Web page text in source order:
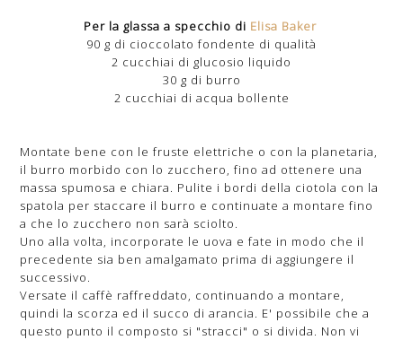
Per la glassa a specchio di Elisa Baker
90 g di cioccolato fondente di qualità
2 cucchiai di glucosio liquido
30 g di burro
2 cucchiai di acqua bollente
Montate bene con le fruste elettriche o con la planetaria,
il burro morbido con lo zucchero, fino ad ottenere una
massa spumosa e chiara. Pulite i bordi della ciotola con la
spatola per staccare il burro e continuate a montare fino
a che lo zucchero non sarà sciolto.
Uno alla volta, incorporate le uova e fate in modo che il
precedente sia ben amalgamato prima di aggiungere il
successivo.
Versate il caffè raffreddato, continuando a montare,
quindi la scorza ed il succo di arancia. E' possibile che a
questo punto il composto si "stracci" o si divida. Non vi